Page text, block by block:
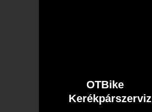
OTBike
Kerékpárszerviz